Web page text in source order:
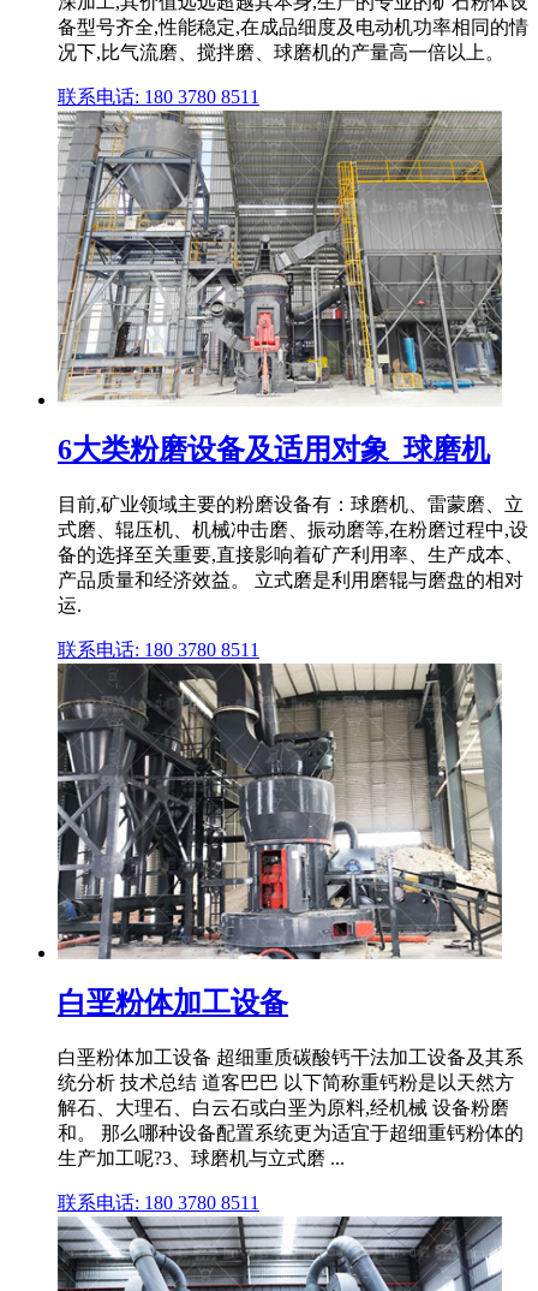
备型号齐全,性能稳定,在成品细度及电动机功率相同的情
况下,比气流磨、搅拌磨、球磨机的产量高一倍以上。
联系电话: 180 3780 8511
6大类粉磨设备及适用对象_球磨机
目前,矿业领域主要的粉磨设备有：球磨机、雷蒙磨、立
式磨、辊压机、机械冲击磨、振动磨等,在粉磨过程中,设
备的选择至关重要,直接影响着矿产利用率、生产成本、
产品质量和经济效益。 立式磨是利用磨辊与磨盘的相对
运.
联系电话: 180 3780 8511
白垩粉体加工设备
白垩粉体加工设备 超细重质碳酸钙干法加工设备及其系
统分析 技术总结 道客巴巴 以下简称重钙粉是以天然方
解石、大理石、白云石或白垩为原料,经机械 设备粉磨
和。 那么哪种设备配置系统更为适宜于超细重钙粉体的
生产加工呢?3、球磨机与立式磨 ...
联系电话: 180 3780 8511